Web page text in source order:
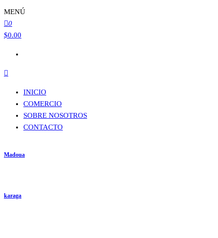
MENÚ
0
$0.00
INICIO
COMERCIO
SOBRE NOSOTROS
CONTACTO
Madoua
karaga